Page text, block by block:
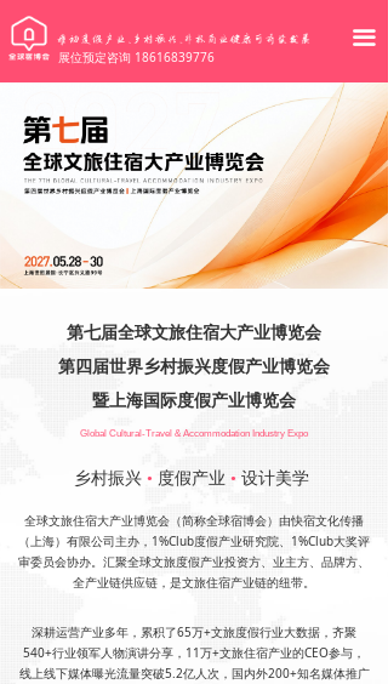
끀
展位预定咨询 18616839776
第七届全球文旅住宿大产业博览会
第四届世界乡村振兴度假产业博览会
暨上海国际度假产业博览会
Global Cultural-Travel & Accommodation Industry Expo
乡村振兴 • 度假产业 • 设计美学
全球文旅住宿大产业博览会（简称全球宿博会）由快宿文化传播
（上海）有限公司主办，1%Club度假产业研究院、1%Club大奖评
审委员会协办。汇聚全球文旅度假产业投资方、业主方、品牌方、
全产业链供应链，是文旅住宿产业链的纽带。
深耕运营产业多年，累积了65万+文旅度假行业大数据，齐聚
540+行业领军人物演讲分享，11万+文旅住宿产业的CEO参与，
线上线下媒体曝光流量突破5.2亿人次，国内外200+知名媒体推广